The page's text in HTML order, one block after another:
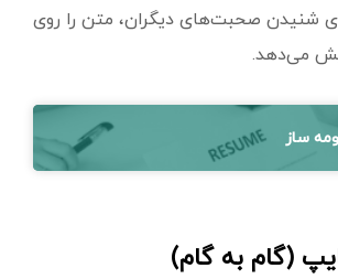
شنیدن صحبت‌های دیگران، متن را روی
می‌دهد.
ساز
(گام به گام)